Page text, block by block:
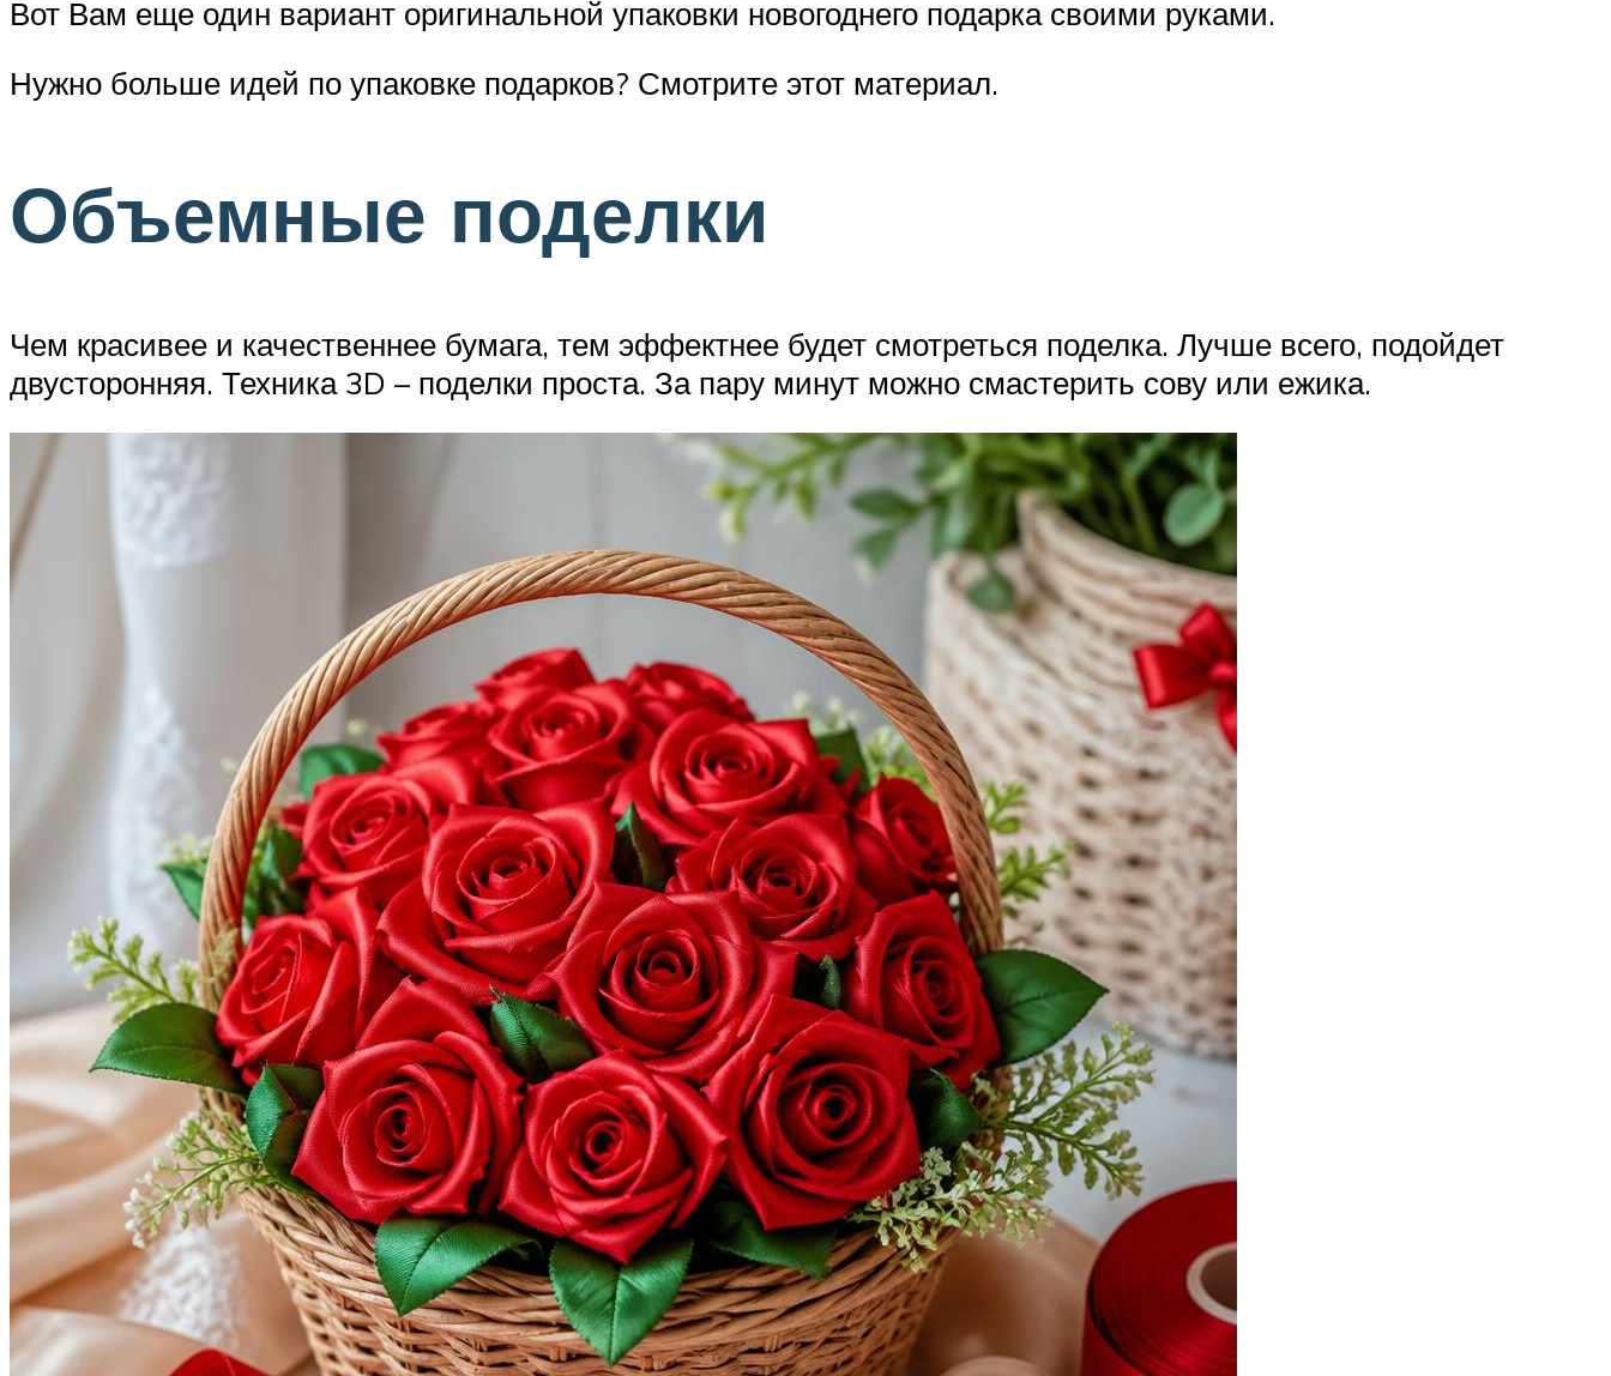
Вот Вам еще один вариант оригинальной упаковки новогоднего подарка своими руками.
Нужно больше идей по упаковке подарков? Смотрите этот материал.
Объемные поделки
Чем красивее и качественнее бумага, тем эффектнее будет смотреться поделка. Лучше всего, подойдет
двусторонняя. Техника 3D – поделки проста. За пару минут можно смастерить сову или ежика.